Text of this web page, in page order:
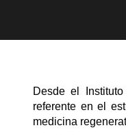
Desde el
referente en el
medicina